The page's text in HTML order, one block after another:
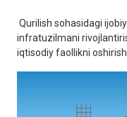
Qurilish sohasidagi
infratuzilmani
iqtisodiy faollikni